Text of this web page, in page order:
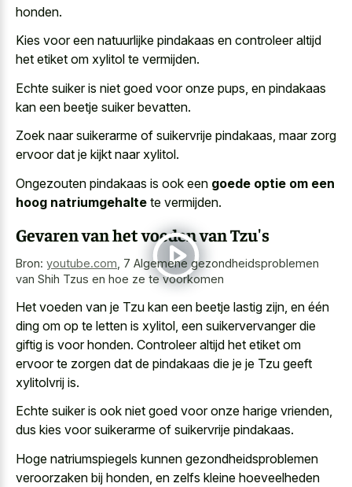
honden.
Kies voor een natuurlijke pindakaas en controleer altijd
het etiket om xylitol te vermijden.
Echte suiker is niet goed voor onze pups, en pindakaas
kan een beetje suiker bevatten.
Zoek naar suikerarme of suikervrije pindakaas, maar zorg
ervoor dat je kijkt naar xylitol.
Ongezouten pindakaas is ook een goede optie om een
hoog natriumgehalte te vermijden.
Gevaren van het voeden van Tzu's
Bron: youtube.com 7 Algemene gezondheidsproblemen
van Shih Tzus en hoe ze te voorkomen
Het voeden van je Tzu kan een beetje lastig zijn, en één
ding om op te letten is xylitol, een suikervervanger die
giftig is voor honden. Controleer altijd het etiket om
ervoor te zorgen dat de pindakaas die je je Tzu geeft
xylitolvrij is.
Echte suiker is ook niet goed voor onze harige vrienden,
dus kies voor suikerarme of suikervrije pindakaas.
Hoge natriumspiegels kunnen gezondheidsproblemen
veroorzaken bij honden, en zelfs kleine hoeveelheden